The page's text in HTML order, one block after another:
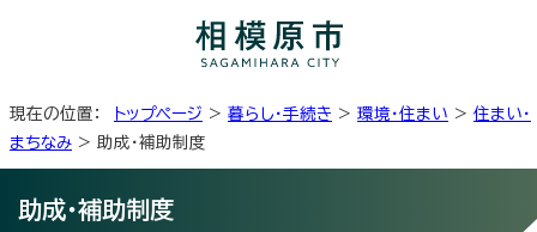
現在の位置： トップページ > 暮らし・手続き > 環境・住まい > 住まい・
まちなみ > 助成・補助制度
助成・補助制度